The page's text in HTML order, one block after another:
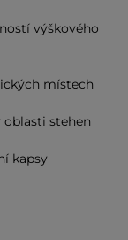
výškového
místech
oblasti stehen
kapsy